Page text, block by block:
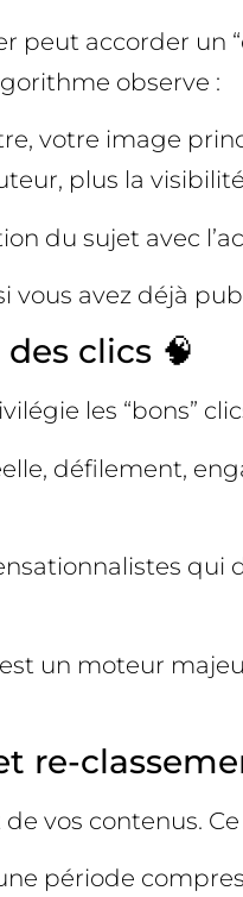
peut accorder un
observe :
votre image
plus la visibilité
du sujet avec
avez déjà
clics 🧠
les “bons”
défilement,
est un moteur
re-
vos contenus.
période